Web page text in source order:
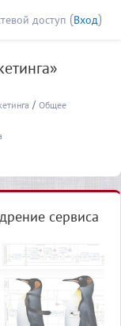
доступ (Вход)
Общее
сервиса